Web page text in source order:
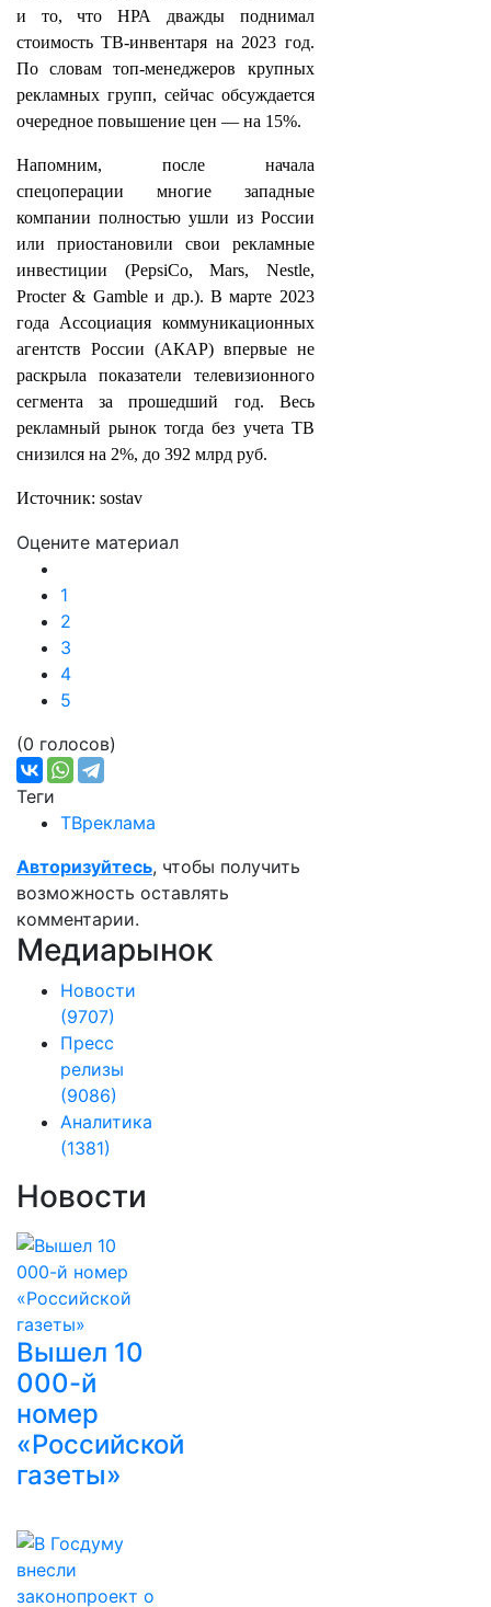
и то, что НРА дважды поднимал
стоимость ТВ-инвентаря на 2023 год.
По словам топ-менеджеров крупных
рекламных групп, сейчас обсуждается
очередное повышение цен — на 15%.
Напомним, после начала
спецоперации многие западные
компании полностью ушли из России
или приостановили свои рекламные
инвестиции (PepsiСo, Mars, Nestle,
Procter & Gamble и др.). В марте 2023
года Ассоциация коммуникационных
агентств России (АКАР) впервые не
раскрыла показатели телевизионного
сегмента за прошедший год. Весь
рекламный рынок тогда без учета ТВ
снизился на 2%, до 392 млрд руб.
Источник: sostav
Оцените материал
1
2
3
4
5
(0 голосов)
Теги
ТВреклама
Авторизуйтесь, чтобы получить
возможность оставлять
комментарии.
Медиарынок
Новости
(9707)
Пресс
релизы
(9086)
Аналитика
(1381)
Новости
Вышел 10
000-й
номер
«Российской
газеты»